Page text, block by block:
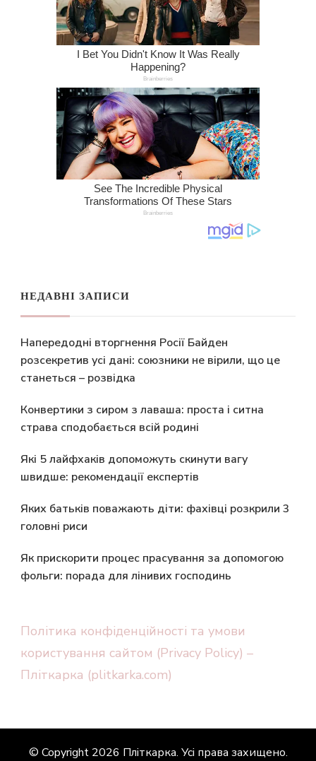
НЕДАВНІ ЗАПИСИ
Напередодні вторгнення Росії Байден
розсекретив усі дані: союзники не вірили, що це
станеться – розвідка
Конвертики з сиром з лаваша: проста і ситна
страва сподобається всій родині
Які 5 лайфхаків допоможуть скинути вагу
швидше: рекомендації експертів
Яких батьків поважають діти: фахівці розкрили 3
головні риси
Як прискорити процес прасування за допомогою
фольги: порада для лінивих господинь
Політика конфіденційності та умови
користування сайтом (Privacy Policy) –
Пліткарка (plitkarka.com)
© Copyright 2026 Пліткарка. Усі права захищено.